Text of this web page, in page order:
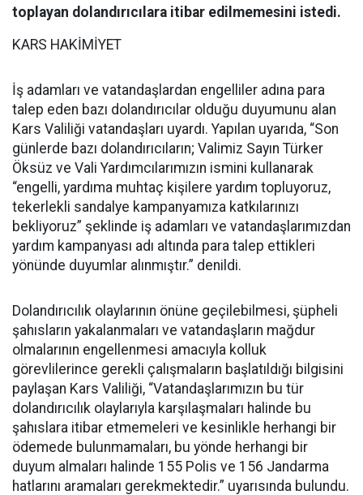
toplayan dolandırıcılara itibar edilmemesini istedi.
KARS HAKİMİYET
İş adamları ve vatandaşlardan engelliler adına para
talep eden bazı dolandırıcılar olduğu duyumunu alan
Kars Valiliği vatandaşları uyardı. Yapılan uyarıda, “Son
günlerde bazı dolandırıcıların; Valimiz Sayın Türker
Öksüz ve Vali Yardımcılarımızın ismini kullanarak
“engelli, yardıma muhtaç kişilere yardım topluyoruz,
tekerlekli sandalye kampanyamıza katkılarınızı
bekliyoruz” şeklinde iş adamları ve vatandaşlarımızdan
yardım kampanyası adı altında para talep ettikleri
yönünde duyumlar alınmıştır.” denildi.
Dolandırıcılık olaylarının önüne geçilebilmesi, şüpheli
şahısların yakalanmaları ve vatandaşların mağdur
olmalarının engellenmesi amacıyla kolluk
görevlilerince gerekli çalışmaların başlatıldığı bilgisini
paylaşan Kars Valiliği, “Vatandaşlarımızın bu tür
dolandırıcılık olaylarıyla karşılaşmaları halinde bu
şahıslara itibar etmemeleri ve kesinlikle herhangi bir
ödemede bulunmamaları, bu yönde herhangi bir
duyum almaları halinde 155 Polis ve 156 Jandarma
hatlarını aramaları gerekmektedir.” uyarısında bulundu.